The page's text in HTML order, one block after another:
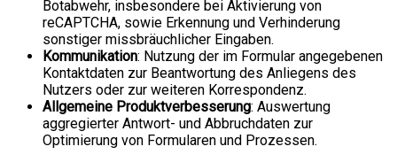
Botabwehr, insbesondere bei Aktivierung von
reCAPTCHA, sowie Erkennung und Verhinderung
sonstiger missbräuchlicher Eingaben.
Kommunikation: Nutzung der im Formular angegebenen
Kontaktdaten zur Beantwortung des Anliegens des
Nutzers oder zur weiteren Korrespondenz.
Allgemeine Produktverbesserung: Auswertung
aggregierter Antwort- und Abbruchdaten zur
Optimierung von Formularen und Prozessen.